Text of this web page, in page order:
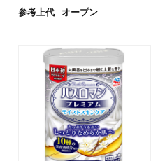
参考上代 オープン